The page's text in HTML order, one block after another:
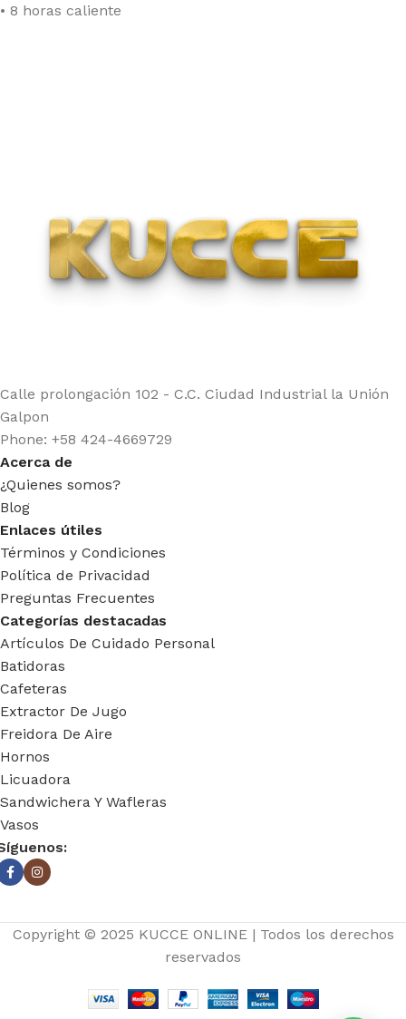
• 8 horas caliente
Calle prolongación 102 - C.C. Ciudad Industrial la Unión
Galpon
Phone: +58 424-4669729
Acerca de
¿Quienes somos?
Blog
Enlaces útiles
Términos y Condiciones
Política de Privacidad
Preguntas Frecuentes
Categorías destacadas
Artículos De Cuidado Personal
Batidoras
Cafeteras
Extractor De Jugo
Freidora De Aire
Hornos
Licuadora
Sandwichera Y Wafleras
Vasos
Copyright © 2025 KUCCE ONLINE | Todos los derechos
reservados